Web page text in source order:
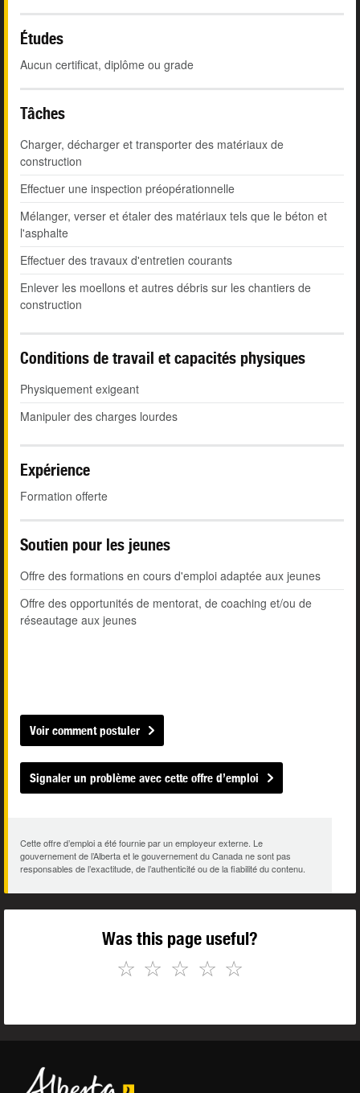
Études
Aucun certificat, diplôme ou grade
Tâches
Charger, décharger et transporter des matériaux de
construction
Effectuer une inspection préopérationnelle
Mélanger, verser et étaler des matériaux tels que le béton et
l'asphalte
Effectuer des travaux d'entretien courants
Enlever les moellons et autres débris sur les chantiers de
construction
Conditions de travail et capacités physiques
Physiquement exigeant
Manipuler des charges lourdes
Expérience
Formation offerte
Soutien pour les jeunes
Offre des formations en cours d'emploi adaptée aux jeunes
Offre des opportunités de mentorat, de coaching et/ou de
réseautage aux jeunes
Voir comment postuler
Signaler un problème avec cette offre d’emploi
Cette offre d’emploi a été fournie par un employeur externe. Le
gouvernement de l’Alberta et le gouvernement du Canada ne sont pas
responsables de l’exactitude, de l’authenticité ou de la fiabilité du contenu.
Was this page useful?
☆
☆
☆
☆
☆